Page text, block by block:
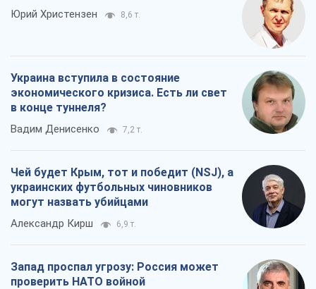
Юрий Христензен 8,6 т.
Украина вступила в состояние
экономического кризиса. Есть ли свет
в конце туннеля?
Вадим Денисенко 7,2 т.
Чей будет Крым, тот и победит (NSJ), а
украинских футбольных чиновников
могут назвать убийцами
Александр Кирш 6,9 т.
Запад проспал угрозу: Россия может
проверить НАТО войной